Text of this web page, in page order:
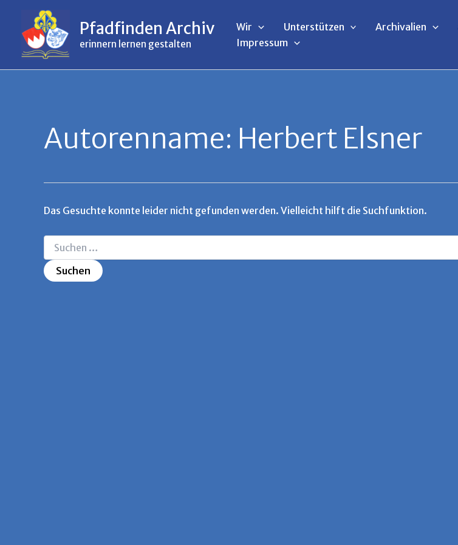
springen
springen
Pfadfinden Archiv
erinnern lernen gestalten
Wir Unterstützen Archivalien
Impressum
Autorenname: Herbert Elsner
Das Gesuchte konnte leider nicht gefunden werden. Vielleicht hilft die Suchfunktion.
nach: